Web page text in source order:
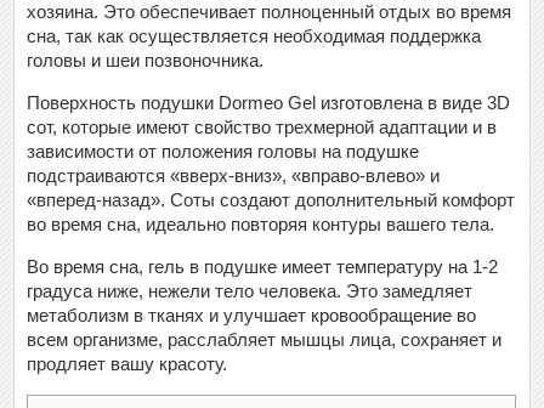
хозяина. Это обеспечивает полноценный отдых во время
сна, так как осуществляется необходимая поддержка
головы и шеи позвоночника.
Поверхность подушки Dormeo Gel изготовлена в виде 3D
сот, которые имеют свойство трехмерной адаптации и в
зависимости от положения головы на подушке
подстраиваются «вверх-вниз», «вправо-влево» и
«вперед-назад». Соты создают дополнительный комфорт
во время сна, идеально повторяя контуры вашего тела.
Во время сна, гель в подушке имеет температуру на 1-2
градуса ниже, нежели тело человека. Это замедляет
метаболизм в тканях и улучшает кровообращение во
всем организме, расслабляет мышцы лица, сохраняет и
продляет вашу красоту.